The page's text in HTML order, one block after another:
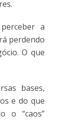
a
perdendo
O que
bases,
e do que
o “caos”